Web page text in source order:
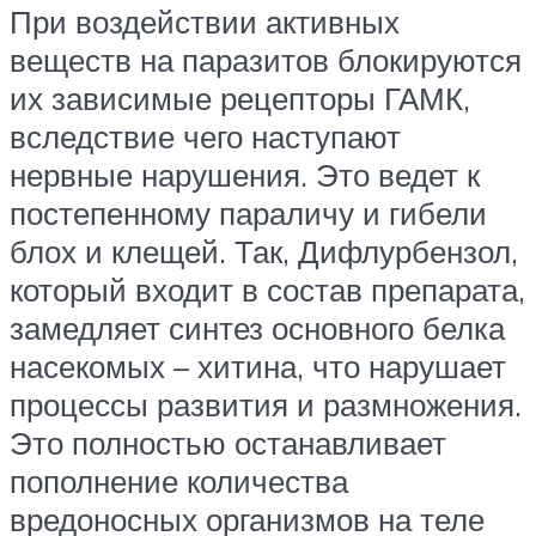
При воздействии активных
веществ на паразитов блокируются
их зависимые рецепторы ГАМК,
вследствие чего наступают
нервные нарушения. Это ведет к
постепенному параличу и гибели
блох и клещей. Так, Дифлурбензол,
который входит в состав препарата,
замедляет синтез основного белка
насекомых – хитина, что нарушает
процессы развития и размножения.
Это полностью останавливает
пополнение количества
вредоносных организмов на теле